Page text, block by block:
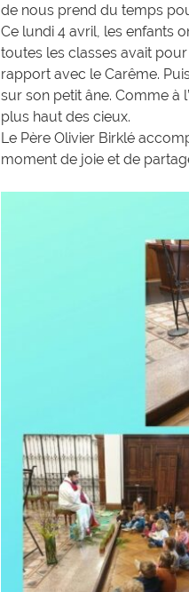
de nous prend du temps
Ce lundi 4 avril, les enfants
toutes les classes avait
rapport avec le Carême.
sur son petit âne. Comme à
plus haut des cieux.
Le Père Olivier Birklé
moment de joie et de